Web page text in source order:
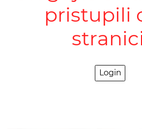
pristupili
Login